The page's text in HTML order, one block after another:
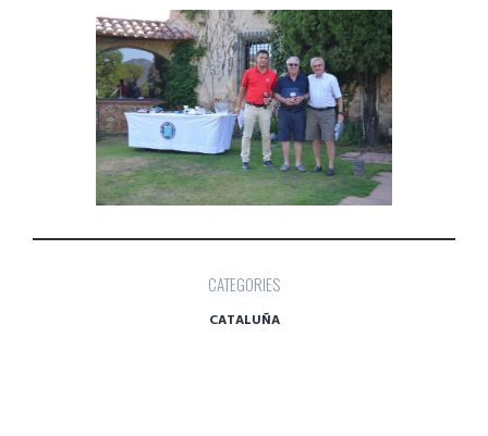
CATEGORIES
CATALUÑA